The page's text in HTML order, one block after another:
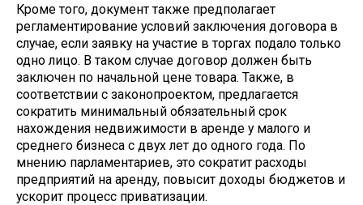
Кроме того, документ также предполагает
регламентирование условий заключения договора в
случае, если заявку на участие в торгах подало только
одно лицо. В таком случае договор должен быть
заключен по начальной цене товара. Также, в
соответствии с законопроектом, предлагается
сократить минимальный обязательный срок
нахождения недвижимости в аренде у малого и
среднего бизнеса с двух лет до одного года. По
мнению парламентариев, это сократит расходы
предприятий на аренду, повысит доходы бюджетов и
ускорит процесс приватизации.